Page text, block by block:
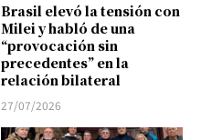
Brasil elevó la tensión con
Milei y habló de una
“provocación sin
precedentes” en la
relación bilateral
27/07/2026